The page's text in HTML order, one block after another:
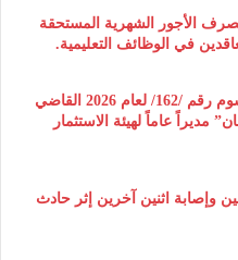
الأجور الشهرية المستحقة
في الوظائف التعليمية.
الرئيس “أحمد الشرع” يصدر المرسوم رقم /162/ لعام 2026 ‌القاضي
مديراً عاماً لهيئة ‌الاستثمار
وإصابة اثنين آخرين إثر حادث